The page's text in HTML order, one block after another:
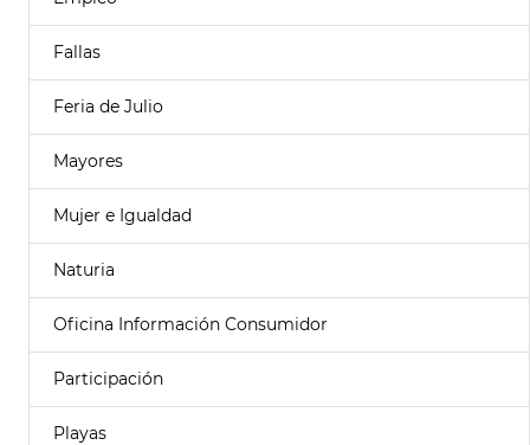
Fallas
Feria de Julio
Mayores
Mujer e Igualdad
Naturia
Oficina Información Consumidor
Participación
Playas